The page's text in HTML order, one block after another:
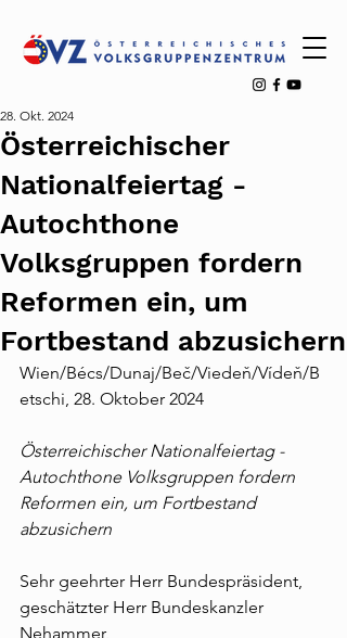
Österreichischer
Nationalfeiertag -
Autochthone
Volksgruppen fordern
Reformen ein, um
Fortbestand abzusichern
28. Okt. 2024
Wien/Bécs/Dunaj/Beč/Viedeň/Vídeň/B
etschi, 28. Oktober 2024
Österreichischer Nationalfeiertag -
Autochthone Volksgruppen fordern
Reformen ein, um Fortbestand
abzusichern
Sehr geehrter Herr Bundespräsident,
geschätzter Herr Bundeskanzler
Nehammer,